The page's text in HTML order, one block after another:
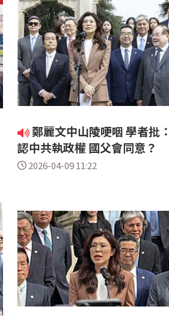
鄭麗文中山陵哽咽 學者批
認中共執政權 國父會同意？
2026-04-09 11:22